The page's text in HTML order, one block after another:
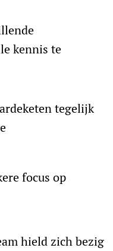
kennis te
tegelijk
focus op
hield zich bezig